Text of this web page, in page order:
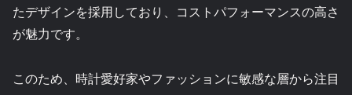
たデザインを採用しており、コストパフォーマンスの高さ
が魅力です。
このため、時計愛好家やファッションに敏感な層から注目